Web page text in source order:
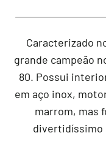
Caracterizado
grande campeão
80. Possui
em aço inox,
marrom, mas
divertidíssimo